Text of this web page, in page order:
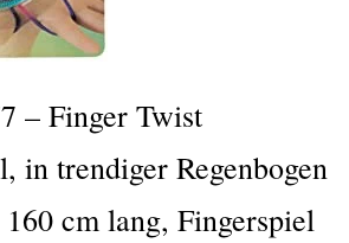
– Finger Twist
in trendiger Regenbogen
cm lang, Fingerspiel